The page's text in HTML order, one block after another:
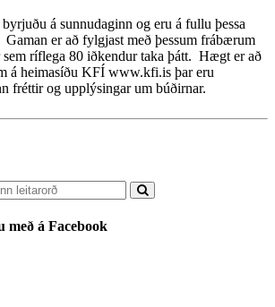
á sunnudaginn og eru á fullu þessa
er að fylgjast með þessum frábærum
ríflega 80 iðkendur taka þátt. Hægt er að
á heimasíðu KFÍ www.kfi.is þar eru
fréttir og upplýsingar um búðirnar.
með á Facebook